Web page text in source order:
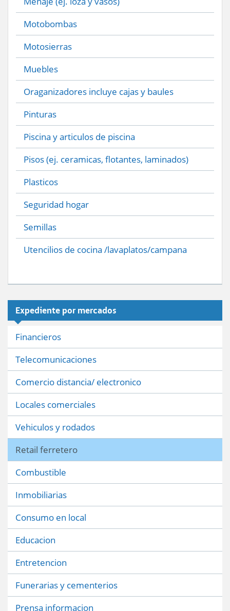
Motobombas
Motosierras
Muebles
Oraganizadores incluye cajas y baules
Pinturas
Piscina y articulos de piscina
Pisos (ej. ceramicas, flotantes, laminados)
Plasticos
Seguridad hogar
Semillas
Utencilios de cocina /lavaplatos/campana
Expediente por mercados
Financieros
Telecomunicaciones
Comercio distancia/ electronico
Locales comerciales
Vehiculos y rodados
Retail ferretero
Combustible
Inmobiliarias
Consumo en local
Educacion
Entretencion
Funerarias y cementerios
Prensa informacion